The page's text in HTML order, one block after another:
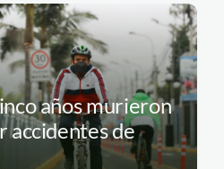
años murieron
accidentes de